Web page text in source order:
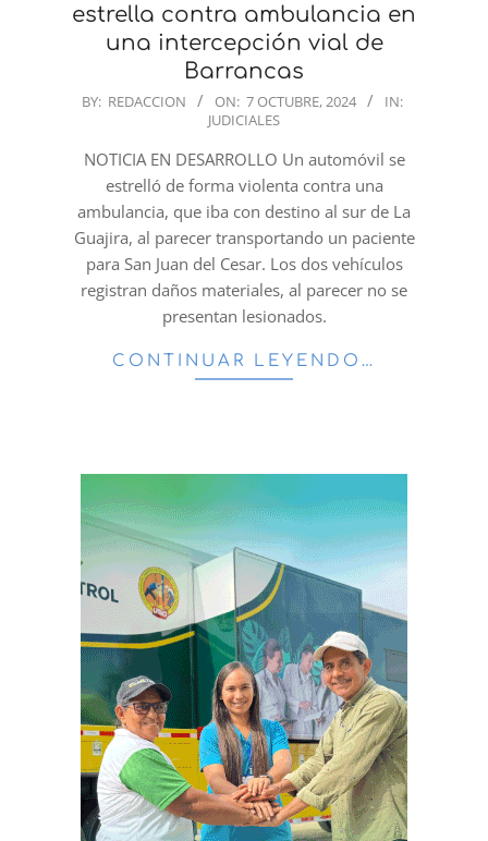
estrella contra ambulancia en
una intercepción vial de
Barrancas
2024-
BY: REDACCION ON: 7 OCTUBRE, 2024
IN:
JUDICIALES
NOTICIA EN DESARROLLO Un automóvil se
estrelló de forma violenta contra una
ambulancia, que iba con destino al sur de La
Guajira, al parecer transportando un paciente
para San Juan del Cesar. Los dos vehículos
registran daños materiales, al parecer no se
presentan lesionados.
CONTINUAR LEYENDO…